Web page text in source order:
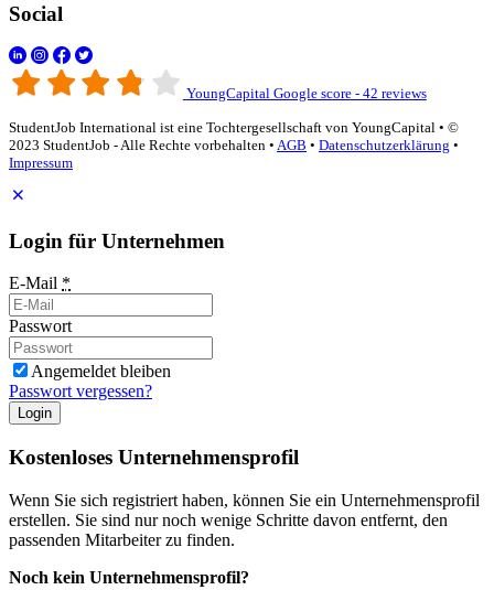
Social
YoungCapital Google score - 42 reviews
StudentJob International ist eine Tochtergesellschaft von YoungCapital • ©
2023 StudentJob - Alle Rechte vorbehalten • AGB • Datenschutzerklärung •
Impressum
Login für Unternehmen
E-Mail *
Passwort
Angemeldet bleiben
Passwort vergessen?
Login
Kostenloses Unternehmensprofil
Wenn Sie sich registriert haben, können Sie ein Unternehmensprofil
erstellen. Sie sind nur noch wenige Schritte davon entfernt, den
passenden Mitarbeiter zu finden.
Noch kein Unternehmensprofil?